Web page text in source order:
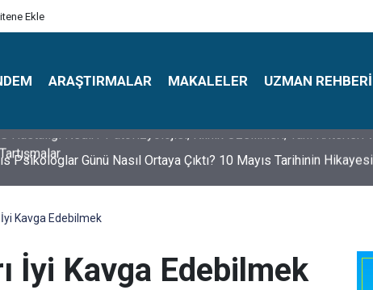
Ekle
ARAŞTIRMALAR MAKALELER UZMAN REHBERI
Psikologlar Günü Nasıl Ortaya Çıktı? 10 Mayıs Tarihinin Hikayesi
İyi Kavga Edebilmek
İyi Kavga Edebilmek